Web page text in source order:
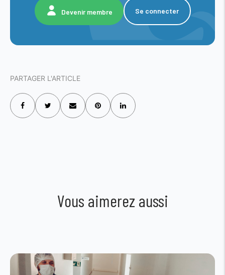
Devenir membre Se connecter
PARTAGER L'ARTICLE
Vous aimerez aussi